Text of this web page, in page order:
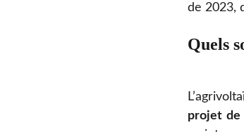
de 2023,
Quels
projet de